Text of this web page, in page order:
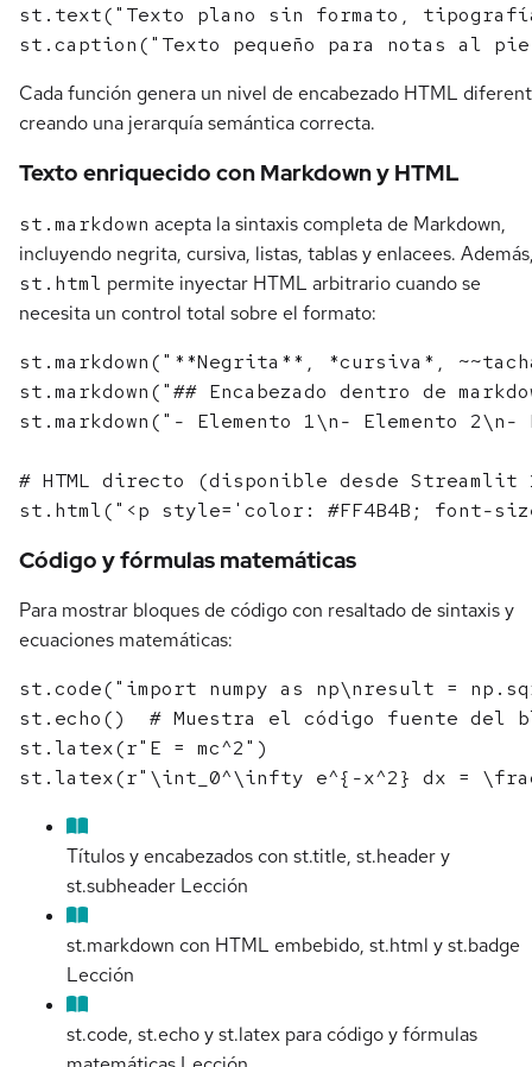
st.text("Texto plano sin formato, tipografía
Cada función genera un nivel de encabezado HTML
creando una jerarquía semántica correcta.
Texto enriquecido con Markdown y HTML
st.markdown acepta la sintaxis completa de Markdown,
incluyendo negrita, cursiva, listas, tablas y enlacees.
st.html permite inyectar HTML arbitrario cuando se
necesita un control total sobre el formato:
st.markdown("**Negrita**, *cursiva*,
st.markdown("## Encabezado dentro de
st.markdown("- Elemento 1\n- Elemento 2\n-
# HTML directo (disponible desde Streamlit
Código y fórmulas matemáticas
Para mostrar bloques de código con resaltado de sintaxis y
ecuaciones matemáticas:
st.code("import numpy as np\nresult =
st.echo()  # Muestra el código fuente del
st.latex(r"E = mc^2")
Títulos y encabezados con st.title, st.header y
st.subheader Lección
st.markdown con HTML embebido, st.html y st.badge
Lección
st.code, st.echo y st.latex para código y fórmulas